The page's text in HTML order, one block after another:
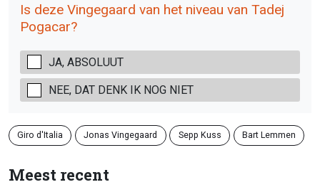
Is deze Vingegaard van het niveau van Tadej
Pogacar?
JA, ABSOLUUT
NEE, DAT DENK IK NOG NIET
Giro d'Italia Jonas Vingegaard Sepp Kuss Bart Lemmen
Meest recent